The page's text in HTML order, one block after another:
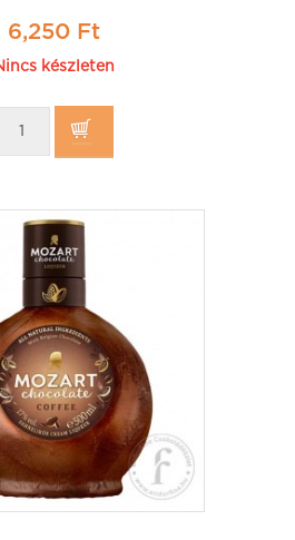
6,250 Ft
készleten